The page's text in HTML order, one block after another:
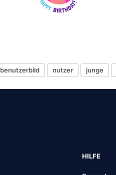
benutzerbild nutzer junge
HILFE